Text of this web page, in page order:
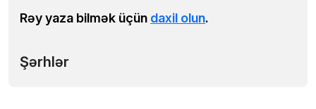
Rəy yaza bilmək üçün daxil olun.
Şərhlər